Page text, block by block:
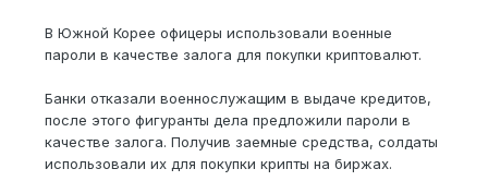
В Южной Корее офицеры использовали военные
пароли в качестве залога для покупки криптовалют.
Банки отказали военнослужащим в выдаче кредитов,
после этого фигуранты дела предложили пароли в
качестве залога. Получив заемные средства, солдаты
использовали их для покупки крипты на биржах.